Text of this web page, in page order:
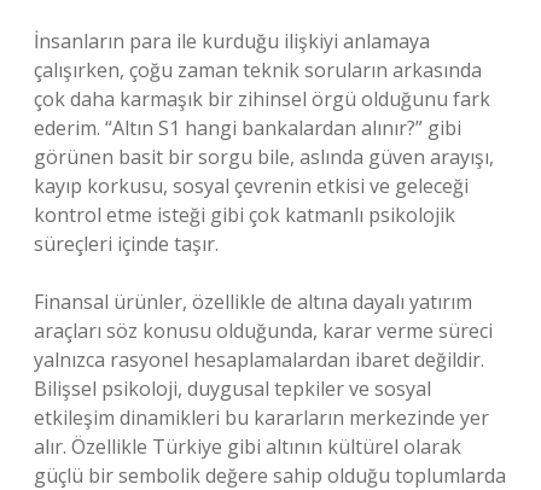
İnsanların para ile kurduğu ilişkiyi anlamaya
çalışırken, çoğu zaman teknik soruların arkasında
çok daha karmaşık bir zihinsel örgü olduğunu fark
ederim. “Altın S1 hangi bankalardan alınır?” gibi
görünen basit bir sorgu bile, aslında güven arayışı,
kayıp korkusu, sosyal çevrenin etkisi ve geleceği
kontrol etme isteği gibi çok katmanlı psikolojik
süreçleri içinde taşır.
Finansal ürünler, özellikle de altına dayalı yatırım
araçları söz konusu olduğunda, karar verme süreci
yalnızca rasyonel hesaplamalardan ibaret değildir.
Bilişsel psikoloji, duygusal tepkiler ve sosyal
etkileşim dinamikleri bu kararların merkezinde yer
alır. Özellikle Türkiye gibi altının kültürel olarak
güçlü bir sembolik değere sahip olduğu toplumlarda